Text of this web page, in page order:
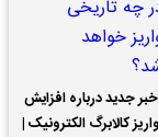
خبر جدید درباره افزایش
واریز کالابرگ الکترونیک |